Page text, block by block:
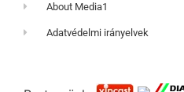
About Media1
Adatvédelmi irányelvek